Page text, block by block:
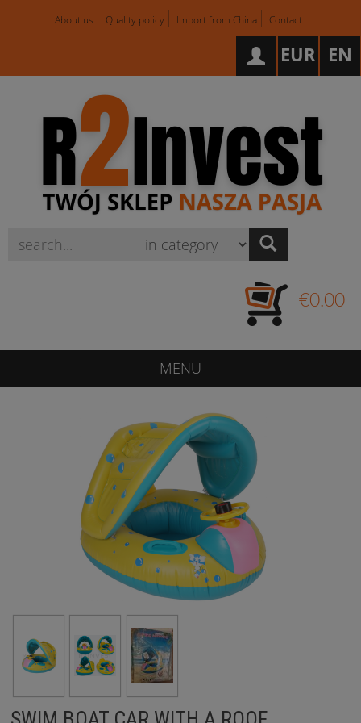
About us Quality policy Import from China Contact
EN
EUR
€0.00
MENU